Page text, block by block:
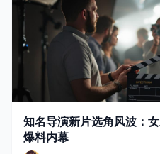
知名导演新片选角风波：
爆料内幕